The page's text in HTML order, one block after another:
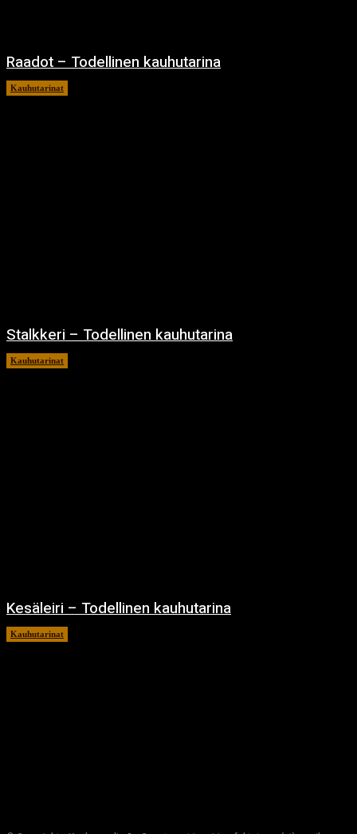
Raadot – Todellinen kauhutarina
Kauhutarinat
Stalkkeri – Todellinen kauhutarina
Kauhutarinat
Kesäleiri – Todellinen kauhutarina
Kauhutarinat